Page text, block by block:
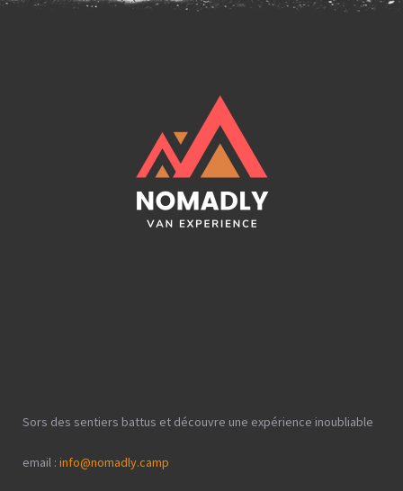
Sors des sentiers battus et découvre une expérience inoubliable
email : info@nomadly.camp